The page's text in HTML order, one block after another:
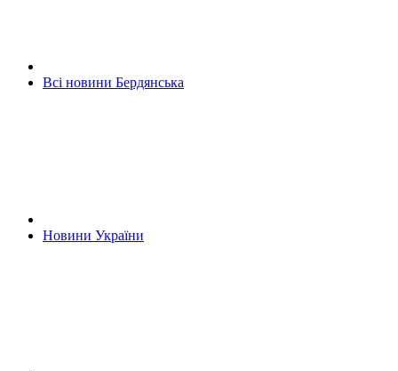
Всі новини Бердянська
Новини України